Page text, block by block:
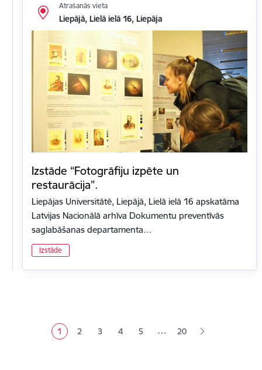
Atrašanās vieta
Liepājā, Lielā ielā 16, Liepāja
Izstāde “Fotogrāfiju izpēte un
restaurācija”.
Liepājas Universitātē, Liepājā, Lielā ielā 16 apskatāma
Latvijas Nacionālā arhīva Dokumentu preventīvās
saglabāšanas departamenta…
Izstāde
Pašreizējā lapa
1 Lapa
2 Lapa
3 Lapa
4 Lapa
5 … 20